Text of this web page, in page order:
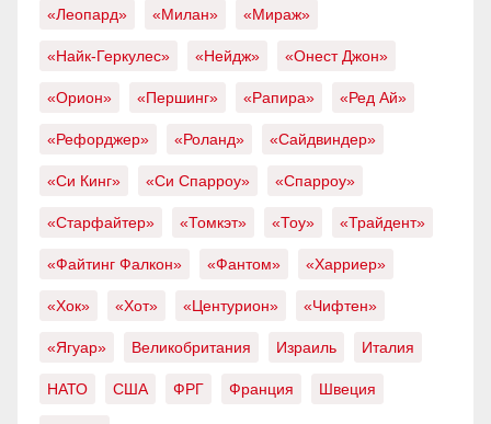
«Леопард» «Милан» «Мираж»
«Найк-Геркулес» «Нейдж» «Онест Джон»
«Орион» «Першинг» «Рапира» «Ред Ай»
«Рефорджер» «Роланд» «Сайдвиндер»
«Си Кинг» «Си Спарроу» «Спарроу»
«Старфайтер» «Томкэт» «Тоу» «Трайдент»
«Файтинг Фалкон» «Фантом» «Харриер»
«Хок» «Хот» «Центурион» «Чифтен»
«Ягуар» Великобритания Израиль Италия
НАТО США ФРГ Франция Швеция